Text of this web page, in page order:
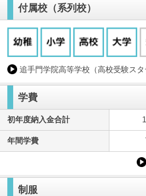
付属校（系列校）
追手門学院高等学校（高校受験スタ
学費
初年度納入金合計
年間学費
制服